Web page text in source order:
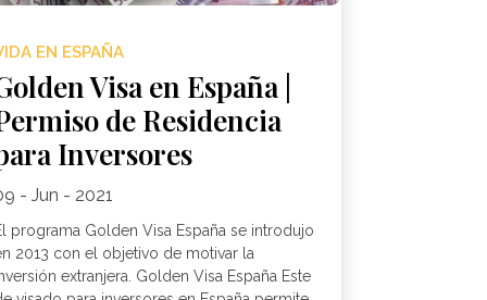
EN ESPAÑA
Visa en España |
de Residencia
Inversores
- Jun - 2021
programa Golden Visa España se introdujo
2013 con el objetivo de motivar la
extranjera. Golden Visa España Este